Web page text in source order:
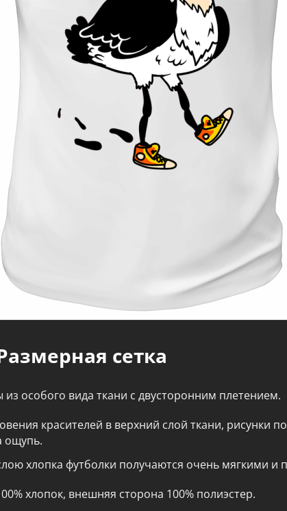
сетка
особого вида ткани с двусторонним плетением.
красителей в верхний слой ткани, рисунки
ощупь.
хлопка футболки получаются очень мягкими и
хлопок, внешняя сторона 100% полиэстер.